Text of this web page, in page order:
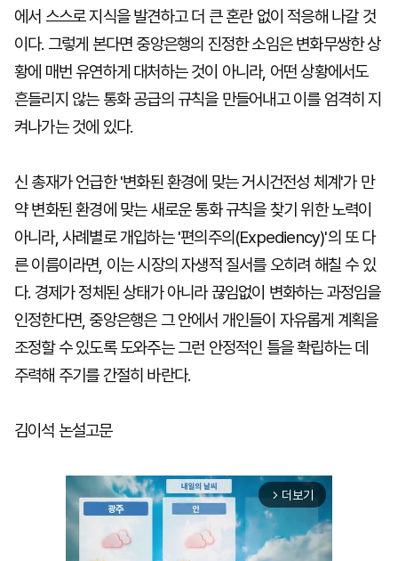
에서 스스로 지식을 발견하고 더 큰 혼란 없이 적응해 나갈 것
이다. 그렇게 본다면 중앙은행의 진정한 소임은 변화무쌍한 상
황에 매번 유연하게 대처하는 것이 아니라, 어떤 상황에서도
흔들리지 않는 통화 공급의 규칙을 만들어내고 이를 엄격히 지
켜나가는 것에 있다.
신 총재가 언급한 '변화된 환경에 맞는 거시건전성 체계'가 만
약 변화된 환경에 맞는 새로운 통화 규칙을 찾기 위한 노력이
아니라, 사례별로 개입하는 '편의주의(Expediency)'의 또 다
른 이름이라면, 이는 시장의 자생적 질서를 오히려 해칠 수 있
다. 경제가 정체된 상태가 아니라 끊임없이 변화하는 과정임을
인정한다면, 중앙은행은 그 안에서 개인들이 자유롭게 계획을
조정할 수 있도록 도와주는 그런 안정적인 틀을 확립하는 데
주력해 주기를 간절히 바란다.
김이석 논설고문
arrow_forward_ios 더보기